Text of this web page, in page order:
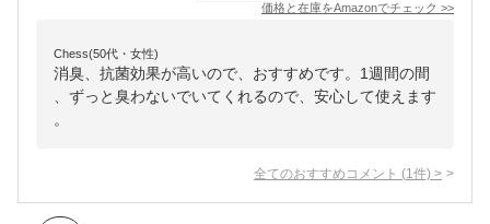
価格と在庫をAmazonでチェック >>
Chess(50代・女性)
消臭、抗菌効果が高いので、おすすめです。1週間の間
、ずっと臭わないでいてくれるので、安心して使えます
。
全てのおすすめコメント (1 件) >